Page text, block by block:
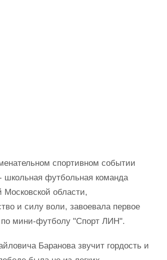
спортивном событии
школьная футбольная команда
области,
и силу воли, завоевала первое
по мини-футболу "Спорт ЛИН".
Баранова звучит гордость и